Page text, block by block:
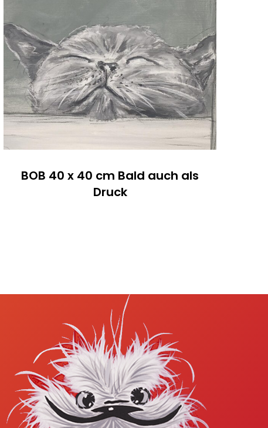
BOB 40 x 40 cm Bald auch als
Druck